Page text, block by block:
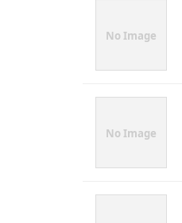
No Image
No Image